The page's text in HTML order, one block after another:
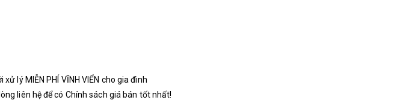
lý MIỄN PHÍ VĨNH VIỂN cho gia đình
liên hệ để có Chính sách giá bán tốt nhất!